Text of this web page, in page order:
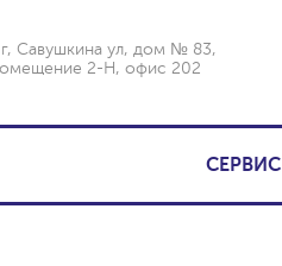
Савушкина ул, дом № 83,
2-Н, офис 202
СЕРВИС